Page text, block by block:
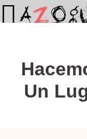
Un